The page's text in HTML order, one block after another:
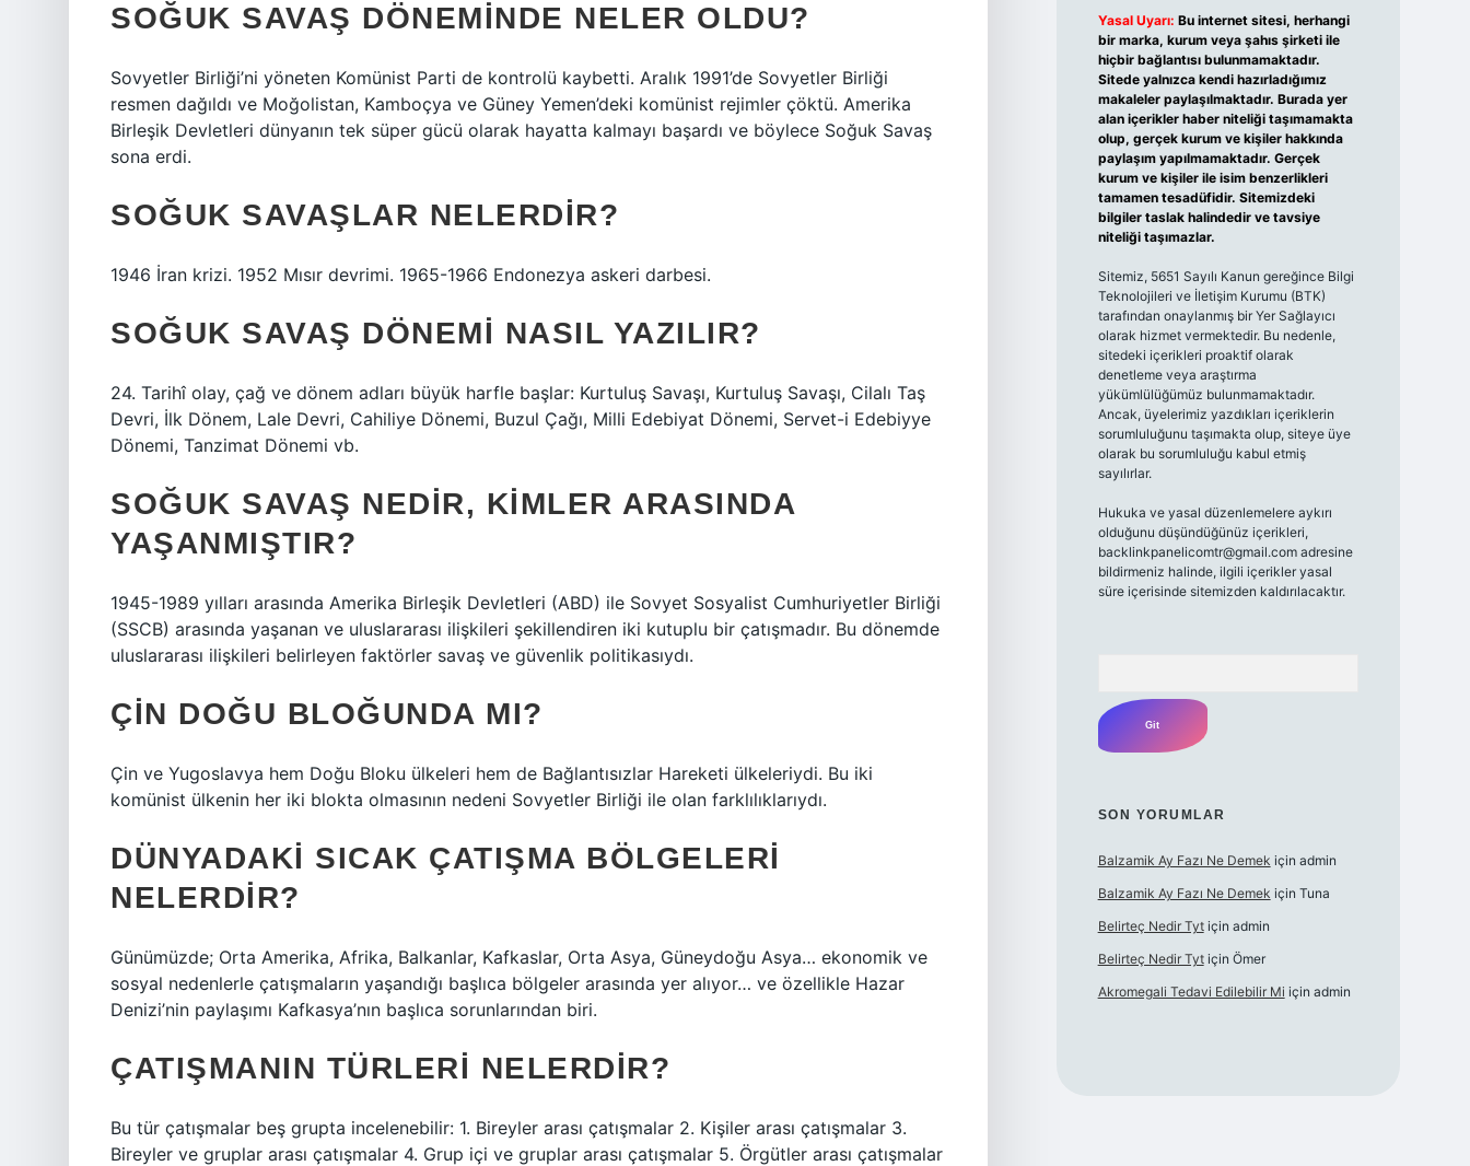
SOĞUK SAVAŞ DÖNEMINDE NELER OLDU?
Sovyetler Birliği’ni yöneten Komünist Parti de kontrolü kaybetti. Aralık 1991’de Sovyetler Birliği
resmen dağıldı ve Moğolistan, Kamboçya ve Güney Yemen’deki komünist rejimler çöktü. Amerika
Birleşik Devletleri dünyanın tek süper gücü olarak hayatta kalmayı başardı ve böylece Soğuk Savaş
sona erdi.
SOĞUK SAVAŞLAR NELERDIR?
1946 İran krizi. 1952 Mısır devrimi. 1965-1966 Endonezya askeri darbesi.
SOĞUK SAVAŞ DÖNEMI NASIL YAZILIR?
24. Tarihî olay, çağ ve dönem adları büyük harfle başlar: Kurtuluş Savaşı, Kurtuluş Savaşı, Cilalı Taş
Devri, İlk Dönem, Lale Devri, Cahiliye Dönemi, Buzul Çağı, Milli Edebiyat Dönemi, Servet-i Edebiyye
Dönemi, Tanzimat Dönemi vb.
SOĞUK SAVAŞ NEDIR, KIMLER ARASINDA
YAŞANMIŞTIR?
1945-1989 yılları arasında Amerika Birleşik Devletleri (ABD) ile Sovyet Sosyalist Cumhuriyetler Birliği
(SSCB) arasında yaşanan ve uluslararası ilişkileri şekillendiren iki kutuplu bir çatışmadır. Bu dönemde
uluslararası ilişkileri belirleyen faktörler savaş ve güvenlik politikasıydı.
ÇIN DOĞU BLOĞUNDA MI?
Çin ve Yugoslavya hem Doğu Bloku ülkeleri hem de Bağlantısızlar Hareketi ülkeleriydi. Bu iki
komünist ülkenin her iki blokta olmasının nedeni Sovyetler Birliği ile olan farklılıklarıydı.
DÜNYADAKI SICAK ÇATIŞMA BÖLGELERI
NELERDIR?
Günümüzde; Orta Amerika, Afrika, Balkanlar, Kafkaslar, Orta Asya, Güneydoğu Asya… ekonomik ve
sosyal nedenlerle çatışmaların yaşandığı başlıca bölgeler arasında yer alıyor… ve özellikle Hazar
Denizi’nin paylaşımı Kafkasya’nın başlıca sorunlarından biri.
ÇATIŞMANIN TÜRLERI NELERDIR?
Bu tür çatışmalar beş grupta incelenebilir: 1. Bireyler arası çatışmalar 2. Kişiler arası çatışmalar 3.
Bireyler ve gruplar arası çatışmalar 4. Grup içi ve gruplar arası çatışmalar 5. Örgütler arası çatışmalar
Yasal Uyarı: Bu internet sitesi, herhangi
bir marka, kurum veya şahıs şirketi ile
hiçbir bağlantısı bulunmamaktadır.
Sitede yalnızca kendi hazırladığımız
makaleler paylaşılmaktadır. Burada yer
alan içerikler haber niteliği taşımamakta
olup, gerçek kurum ve kişiler hakkında
paylaşım yapılmamaktadır. Gerçek
kurum ve kişiler ile isim benzerlikleri
tamamen tesadüfidir. Sitemizdeki
bilgiler taslak halindedir ve tavsiye
niteliği taşımazlar.
Sitemiz, 5651 Sayılı Kanun gereğince Bilgi
Teknolojileri ve İletişim Kurumu (BTK)
tarafından onaylanmış bir Yer Sağlayıcı
olarak hizmet vermektedir. Bu nedenle,
sitedeki içerikleri proaktif olarak
denetleme veya araştırma
yükümlülüğümüz bulunmamaktadır.
Ancak, üyelerimiz yazdıkları içeriklerin
sorumluluğunu taşımakta olup, siteye üye
olarak bu sorumluluğu kabul etmiş
sayılırlar.
Hukuka ve yasal düzenlemelere aykırı
olduğunu düşündüğünüz içerikleri,
backlinkpanelicomtr@gmail.comadresine
bildirmeniz halinde, ilgili içerikler yasal
süre içerisinde sitemizden kaldırılacaktır.
SON YORUMLAR
Balzamik Ay Fazı Ne Demek için admin
Balzamik Ay Fazı Ne Demek için Tuna
Belirteç Nedir Tytiçin admin
Belirteç Nedir Tytiçin Ömer
Akromegali Tedavi Edilebilir Mi için admin